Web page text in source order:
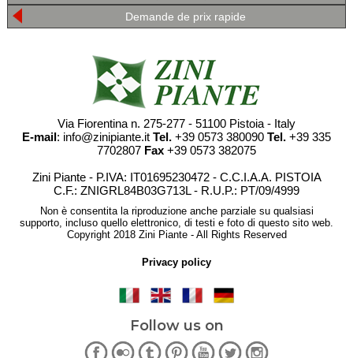
Demande de prix rapide
Via Fiorentina n. 275-277 - 51100 Pistoia - Italy
E-mail: info@zinipiante.it Tel. +39 0573 380090 Tel. +39 335
7702807 Fax +39 0573 382075
Zini Piante - P.IVA: IT01695230472 - C.C.I.A.A. PISTOIA
C.F.: ZNIGRL84B03G713L - R.U.P.: PT/09/4999
Non è consentita la riproduzione anche parziale su qualsiasi
supporto, incluso quello elettronico, di testi e foto di questo sito web.
Copyright 2018 Zini Piante - All Rights Reserved
Privacy policy
Follow us on